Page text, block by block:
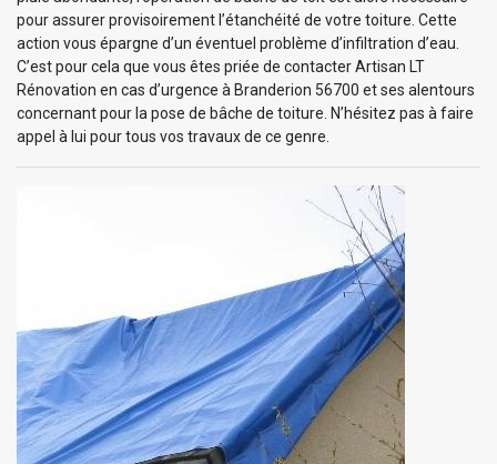
pour assurer provisoirement l’étanchéité de votre toiture. Cette
action vous épargne d’un éventuel problème d’infiltration d’eau.
C’est pour cela que vous êtes priée de contacter Artisan LT
Rénovation en cas d’urgence à Branderion 56700 et ses alentours
concernant pour la pose de bâche de toiture. N’hésitez pas à faire
appel à lui pour tous vos travaux de ce genre.